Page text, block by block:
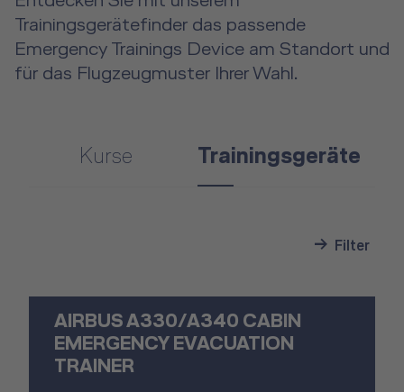
Trainingsgerätefinder das passende
Emergency Trainings Device am Standort und
für das Flugzeugmuster Ihrer Wahl.
Kurse Trainingsgeräte
Filter
AIRBUS A330/A340 CABIN
EMERGENCY EVACUATION
TRAINER